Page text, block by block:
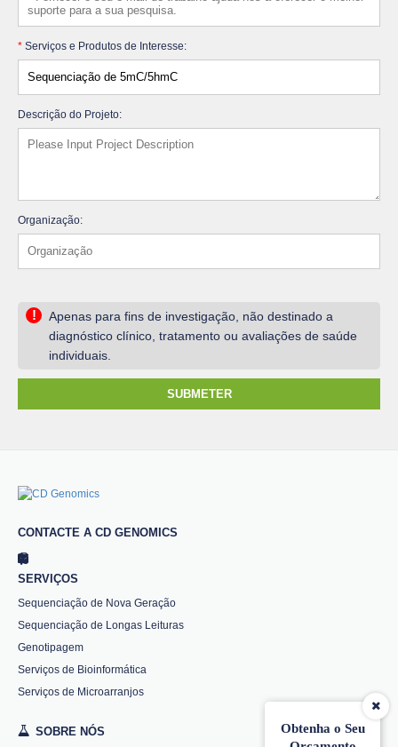
Obtenha o Seu
* Serviços e Produtos de Interesse:
Descrição do Projeto:
Organização:
!
Apenas para fins de investigação, não destinado a
diagnóstico clínico, tratamento ou avaliações de saúde
individuais.
SUBMETER
CONTACTE A CD GENOMICS
SERVIÇOS
Sequenciação de Nova Geração
Sequenciação de Longas Leituras
Genotipagem
Serviços de Bioinformática
Serviços de Microarranjos
SOBRE NÓS